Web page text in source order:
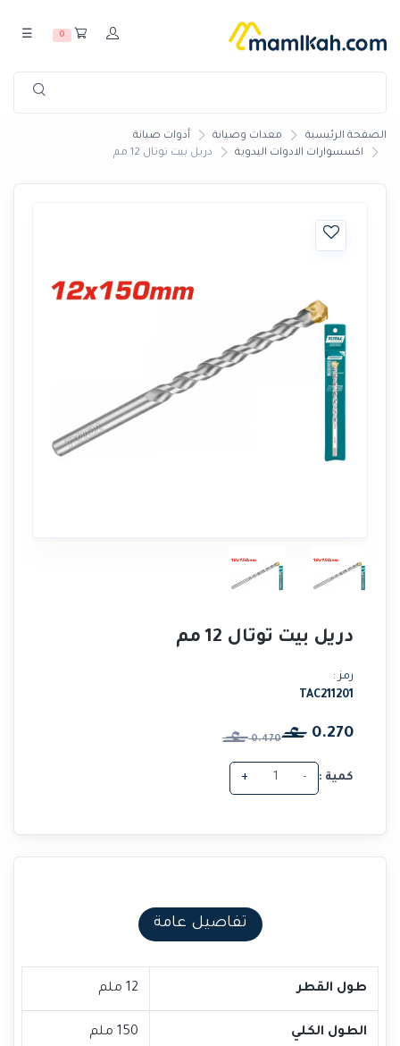
0
☰
الصفحة الرئيسية معدات وصيانة
أدوات صيانة
اكسسوارات الادوات اليدوية
دريل بيت توتال 12 مم
دريل بيت توتال 12 مم
رمز :
TAC211201
0.270
0.470
كمية : -
+
تفاصيل عامة
طول القطر 12 ملم
الطول الكلي 150 ملم